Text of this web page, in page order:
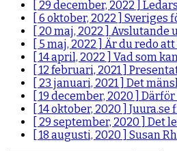
[ 29 december, 2022 ]
[ 6 oktober, 2022 ] Sveriges
[ 20 maj, 2022 ] Avslutande
[ 5 maj, 2022 ] Är du redo
[ 14 april, 2022 ] Vad som
[ 12 februari, 2021 ]
[ 23 januari, 2021 ] Det
[ 19 december, 2020 ] Därför
[ 14 oktober, 2020 ] Juura.se
[ 29 september, 2020 ] Det
[ 18 augusti, 2020 ] Susan